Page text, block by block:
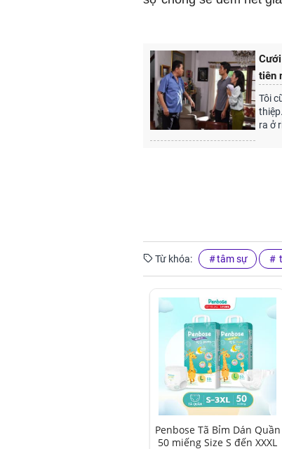
tiên
Tôi
ra ở
Từ khóa: tâm sự
Penbose Tã Bỉm Dán Quần
50 miếng Size S đến XXXL